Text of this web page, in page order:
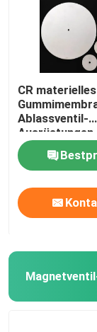
CR
Ablassventil-
Ausrüstungen
Diaphrgams